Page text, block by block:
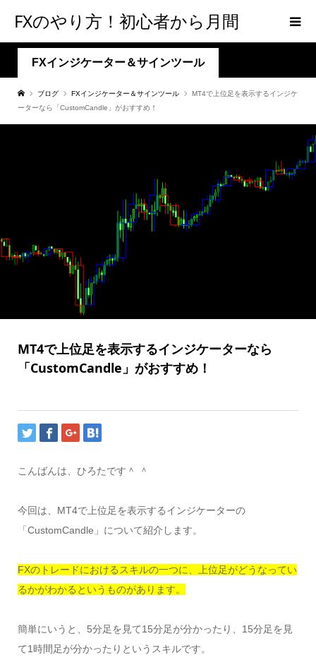
FXのやり方！初心者から月間
300PIPSを達成するための手法
【メンタルFX】
FXインジケーター＆サインツール
ブログ FXインジケーター＆サインツール
MT4で上位足を表示するインジケ
ーターなら「CustomCandle」がおすすめ！
MT4で上位足を表示するインジケーターなら
「CustomCandle」がおすすめ！
こんばんは、ひろたです＾ ＾
今回は、MT4で上位足を表示するインジケーターの
「CustomCandle」について紹介します。
FXのトレードにおけるスキルの一つに、上位足がどうなってい
るかがわかるというものがあります。
簡単にいうと、5分足を見て15分足が分かったり、15分足を見
て1時間足が分かったりというスキルです。